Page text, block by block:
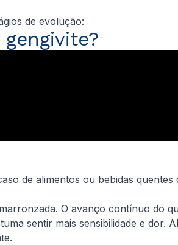
de evolução:
de alimentos ou bebidas quentes
O avanço contínuo do
sentir mais sensibilidade e dor.